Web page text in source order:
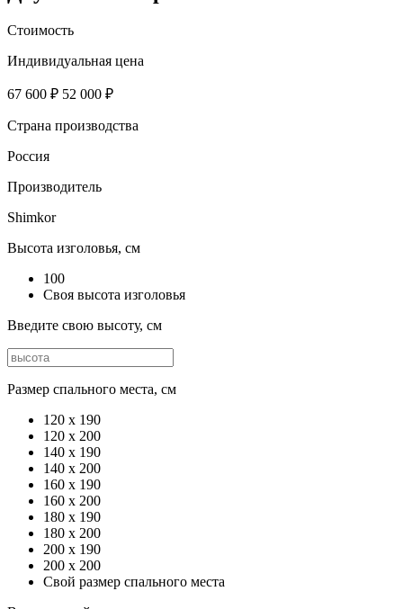
Стоимость
Индивидуальная цена
67 600 ₽ 52 000 ₽
Страна производства
Россия
Производитель
Shimkor
Высота изголовья, см
100
Своя высота изголовья
Введите свою высоту, см
Размер спального места, см
120 х 190
120 x 200
140 x 190
140 x 200
160 x 190
160 x 200
180 x 190
180 x 200
200 x 190
200 x 200
Свой размер спального места